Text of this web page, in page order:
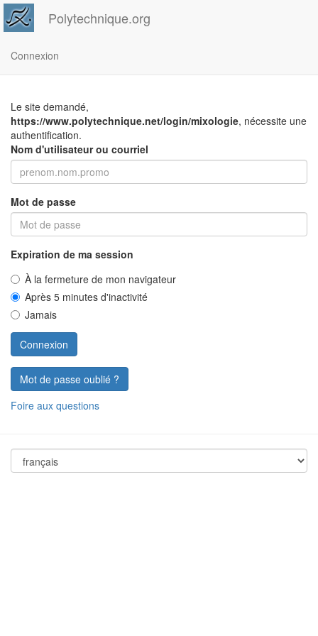
Polytechnique.org
Connexion
Le site demandé,
https://www.polytechnique.net/login/mixologie, nécessite une
authentification.
Nom d'utilisateur ou courriel
Mot de passe
Expiration de ma session
À la fermeture de mon navigateur
Après 5 minutes d'inactivité
Jamais
Mot de passe oublié ?
Foire aux questions